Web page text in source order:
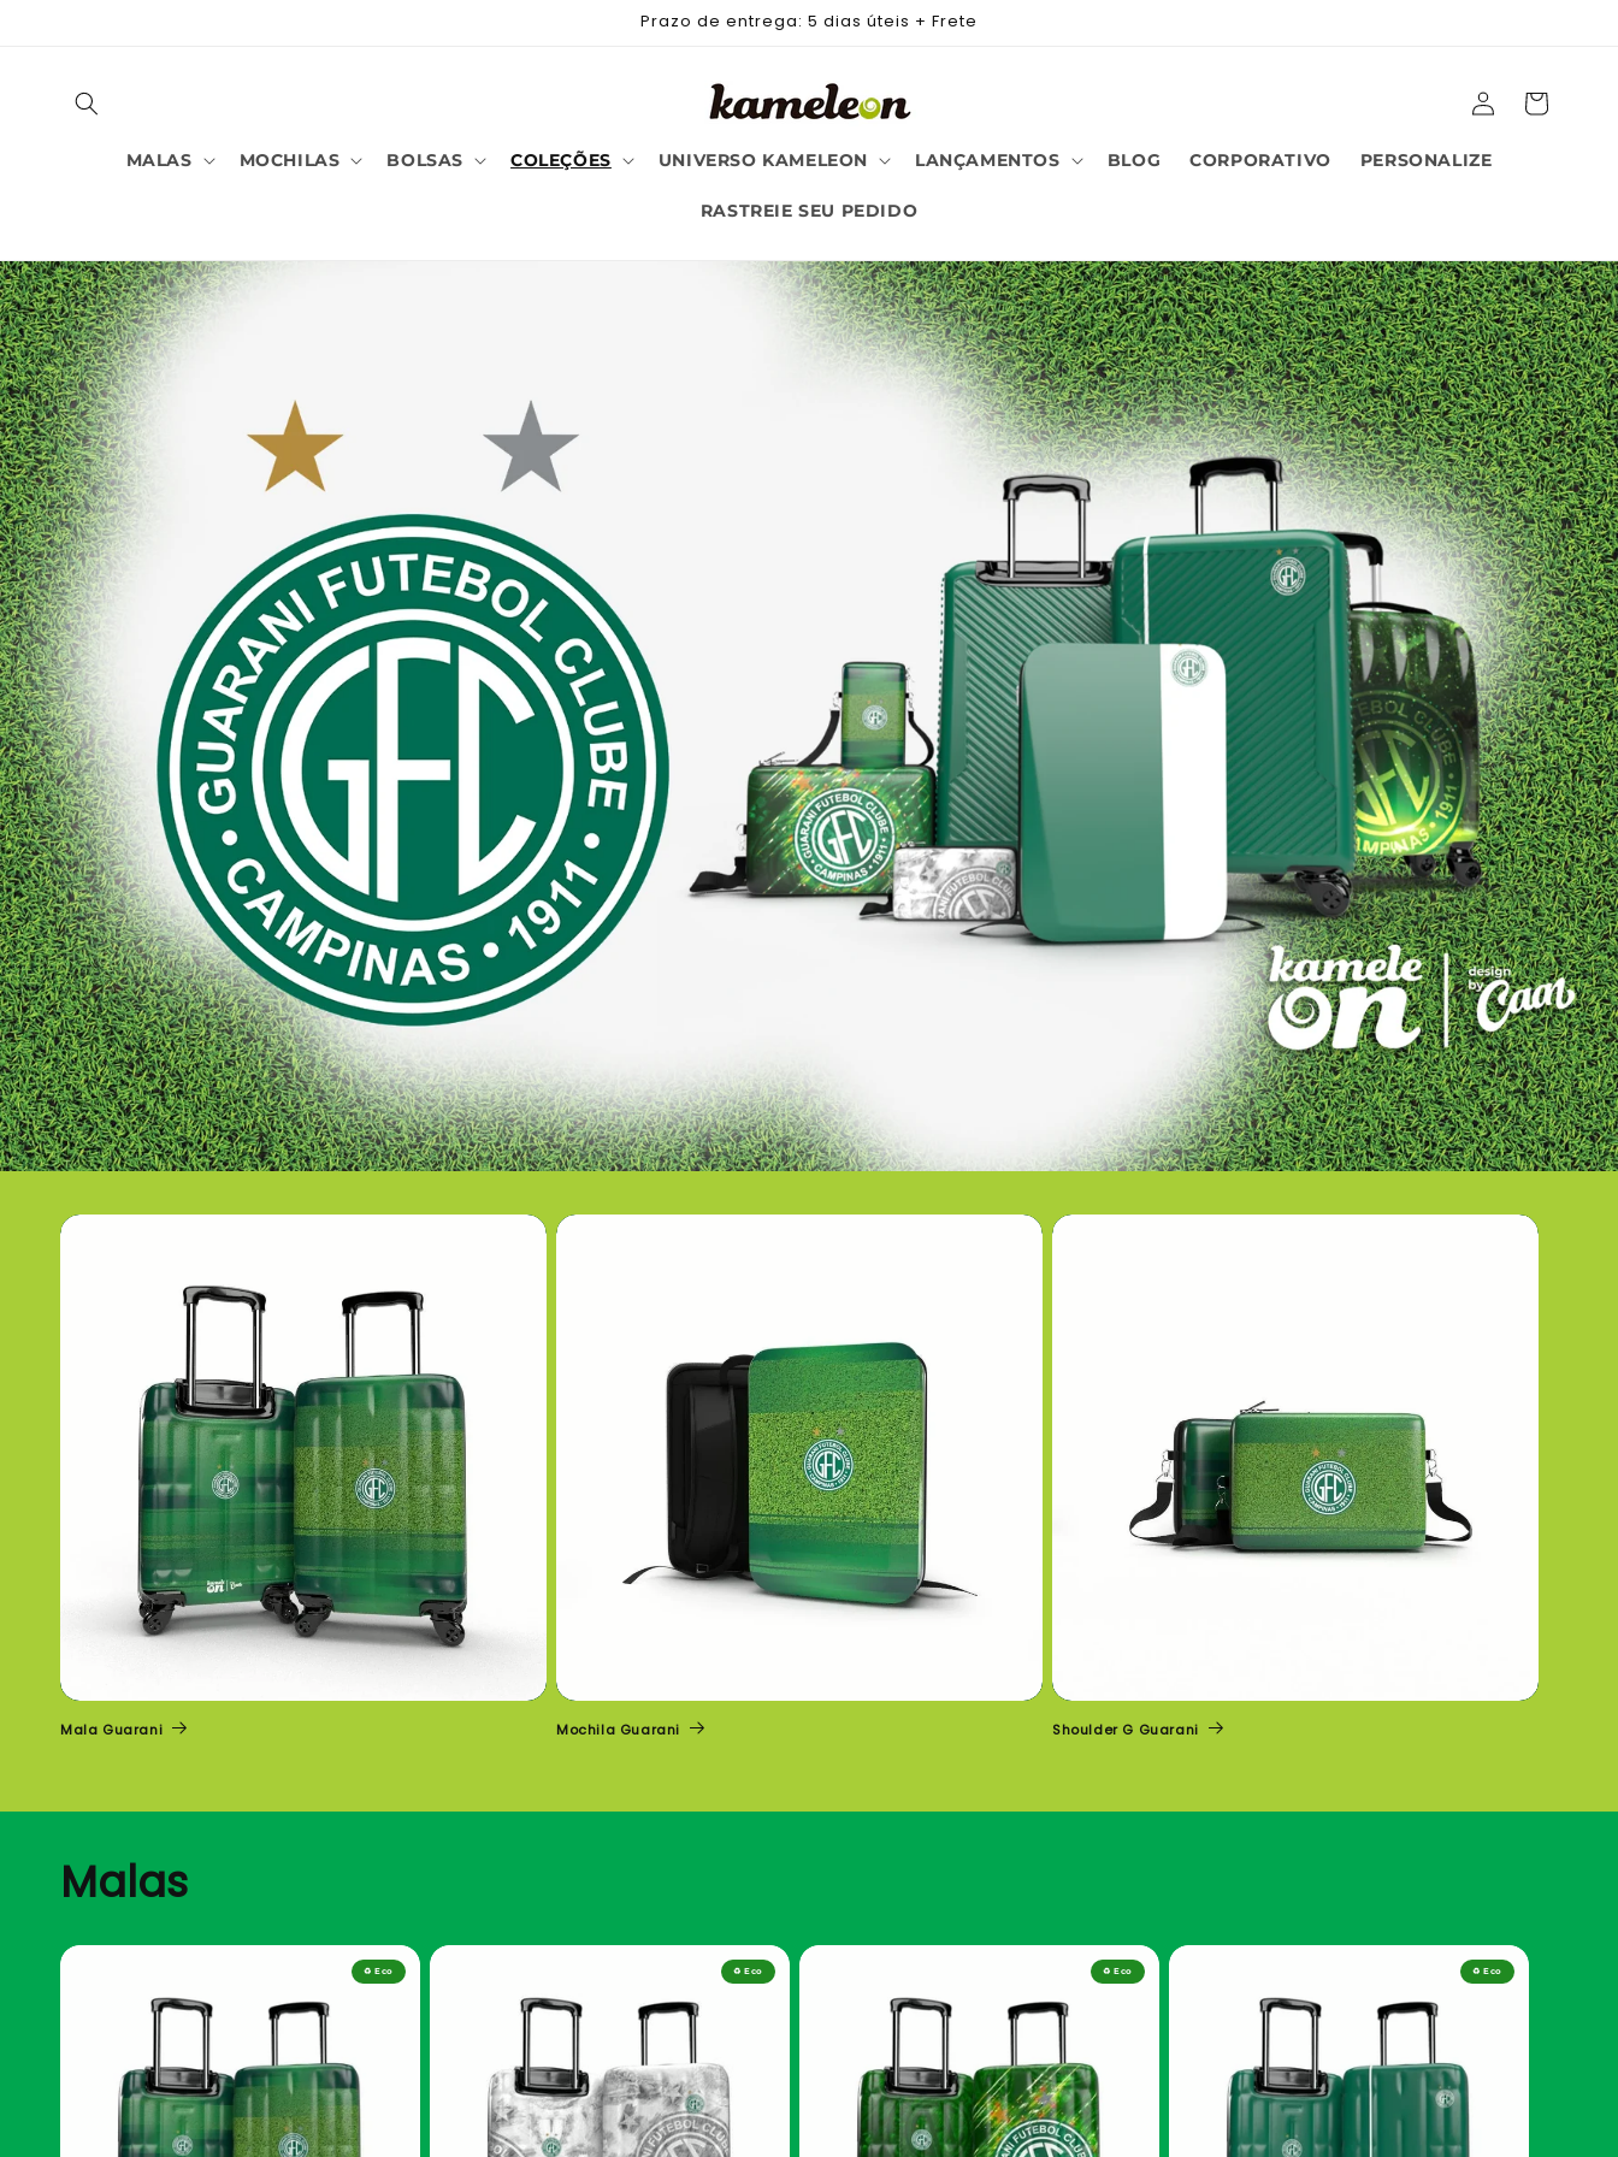
Prazo de entrega: 5 dias úteis + Frete
MALAS MOCHILAS BOLSAS COLEÇÕES UNIVERSO KAMELEON LANÇAMENTOS BLOG CORPORATIVO PERSONALIZE
RASTREIE SEU PEDIDO
login
Carrinho
Mala Guarani Mochila Guarani Shoulder G Guarani
Malas
♻️ Eco ♻️ Eco ♻️ Eco ♻️ Eco